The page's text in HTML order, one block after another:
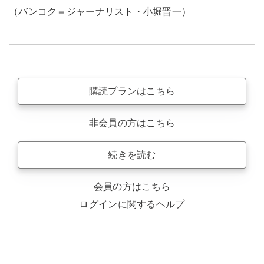
（バンコク＝ジャーナリスト・小堀晋一）
購読プランはこちら
非会員の方はこちら
続きを読む
会員の方はこちら
ログインに関するヘルプ